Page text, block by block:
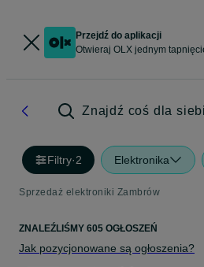
Przejdź do aplikacji
Otwieraj OLX jednym
Znajdź coś dla
Filtry·2 Elektronika
Sprzedaż elektroniki Zambrów
ZNALEŹLIŚMY 605 OGŁOSZEŃ
Jak pozycjonowane są ogłoszenia?